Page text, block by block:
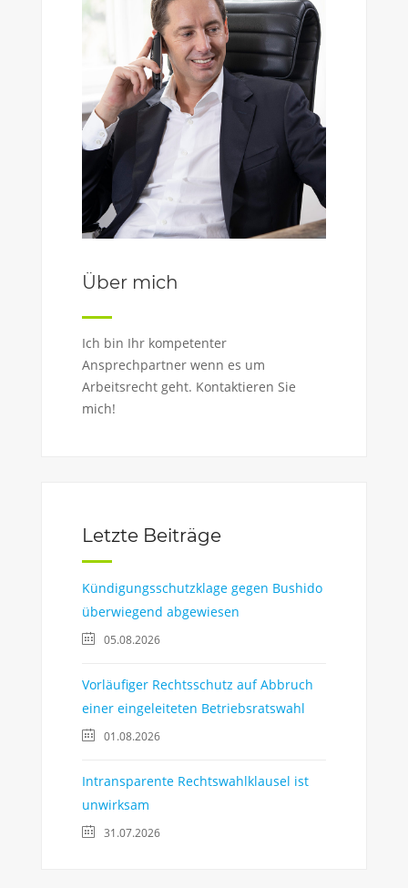
Über mich
Ich bin Ihr kompetenter
Ansprechpartner wenn es um
Arbeitsrecht geht. Kontaktieren Sie
mich!
Letzte Beiträge
Kündigungsschutzklage gegen Bushido
überwiegend abgewiesen
05.08.2026
Vorläufiger Rechtsschutz auf Abbruch
einer eingeleiteten Betriebsratswahl
01.08.2026
Intransparente Rechtswahlklausel ist
unwirksam
31.07.2026